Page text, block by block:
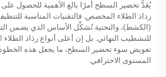
يُعَدُّ تحضير السطح أمرًا بالغ الأهمية للحصول على
رذاذ الطلاء المخصص. فالتقنيات المناسبة
(الكشط)، والتحتية تُشكِّل الأساس الذي يضمن
للتشطيب النهائي. بل إن أعلى أنواع رذاذ
تعويض سوء تحضير السطح، ما يجعل هذه الخطوة
المستوى الاحترافي.